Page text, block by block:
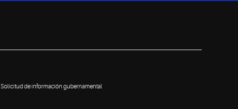
Solicitud de información gubernamental